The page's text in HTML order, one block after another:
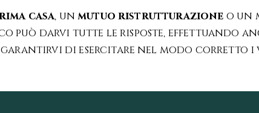
casa, unmutuo ristrutturazione o un
può darvi tutte le risposte, effettuando
garantirvi di esercitare nel modo corretto